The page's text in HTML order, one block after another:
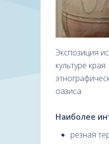
Экспозиция
культуре
оазиса.
Наиболее
резная